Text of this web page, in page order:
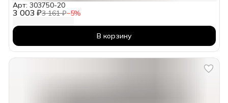
3 003 ₽3 161 ₽−5%
Арт: 303750-20
В корзину